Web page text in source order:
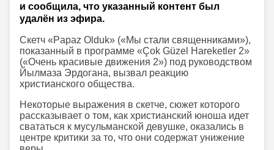
и сообщила, что указанный контент был
удалён из эфира.
Скетч «Papaz Olduk» («Мы стали священниками»),
показанный в программе «Çok Güzel Hareketler 2»
(«Очень красивые движения 2») под руководством
Йылмаза Эрдогана, вызвал реакцию
христианского общества.
Некоторые выражения в скетче, сюжет которого
рассказывает о том, как христианский юноша идет
свататься к мусульманской девушке, оказались в
центре критики за то, что они содержат унижение